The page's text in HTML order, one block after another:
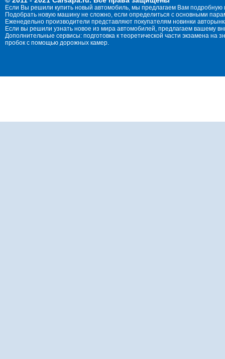
Если Вы решили купить новый автомобиль, мы предлагаем Вам
Подобрать новую машину не сложно, если определиться с основными
Еженедельно производители представляют покупателям новинки
Если вы решили узнать новое из мира автомобилей, предлагаем вашему
Дополнительные сервисы: подготовка к теоретической части экзамена
пробок с помощью дорожных камер.